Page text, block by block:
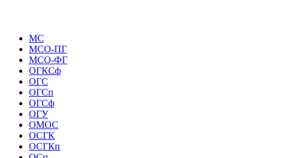
МС
МСО-ПГ
МСО-ФГ
ОГКСф
ОГС
ОГСп
ОГСф
ОГУ
ОМОС
ОСГК
ОСГКп